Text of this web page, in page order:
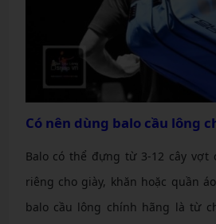
Có nên dùng balo cầu lông
Balo có thể đựng từ 3-12 cây vợt
riêng cho giày, khăn hoặc quần
balo cầu lông chính hãng là từ